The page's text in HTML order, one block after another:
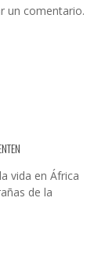
un comentario.
vida en África
de la